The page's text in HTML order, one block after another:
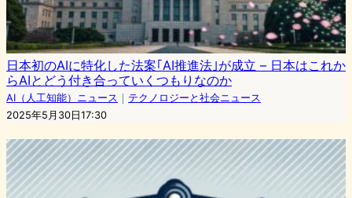
日本初のAIに特化した法案｢AI推進法｣が成立 – 日本はこれか
らAIとどう付き合っていくつもりなのか
AI（人工知能）ニュース ｜ テクノロジーと社会ニュース
2025年5月30日17:30